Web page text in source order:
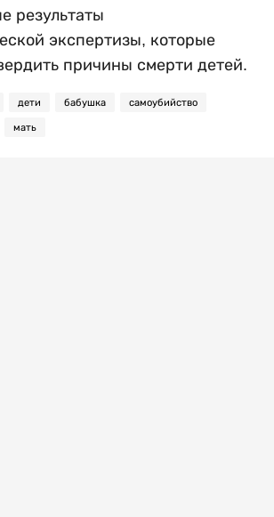
результаты
экспертизы, которые
причины смерти детей.
дети бабушка самоубийство
мать